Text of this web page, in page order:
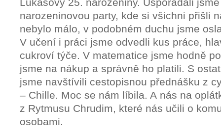
narozeninovou party, kde si všichni přišli
nebylo málo, v podobném duchu jsme
V učení i práci jsme odvedli kus práce,
cukroví týče. V matematice jsme hodně
jsme na nákup a správně ho platili. S
jsme navštívili cestopisnou přednášku z
– Chille. Moc se nám líbila. A nás na
z Rytmusu Chrudim, které nás učili o
osobami.